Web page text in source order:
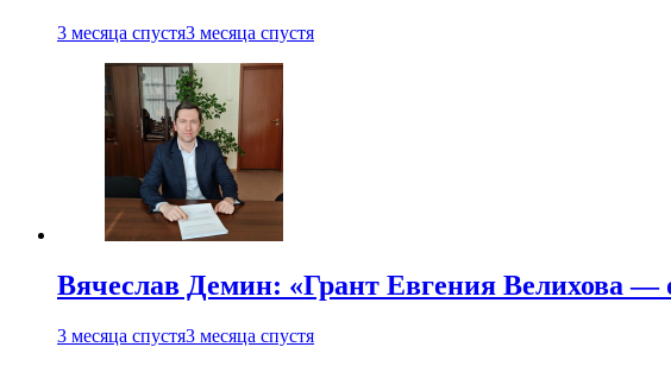
3 месяца спустя3 месяца спустя
Вячеслав Демин: «Грант Евгения Велихова —
3 месяца спустя3 месяца спустя